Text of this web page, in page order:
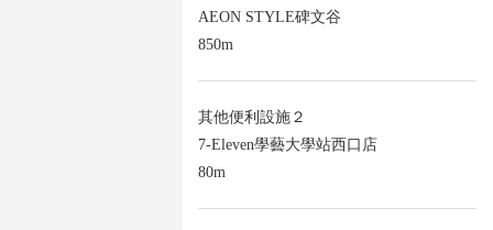
AEON STYLE碑文谷
850m
其他便利設施２
7-Eleven學藝大學站西口店
80m